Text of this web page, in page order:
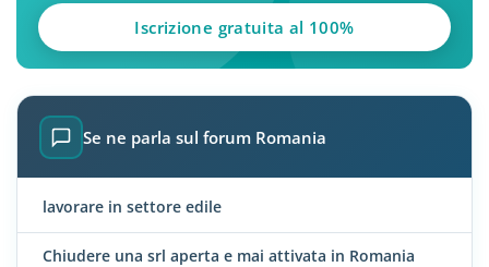
Iscrizione gratuita al 100%
Se ne parla sul forum Romania
lavorare in settore edile
Chiudere una srl aperta e mai attivata in Romania